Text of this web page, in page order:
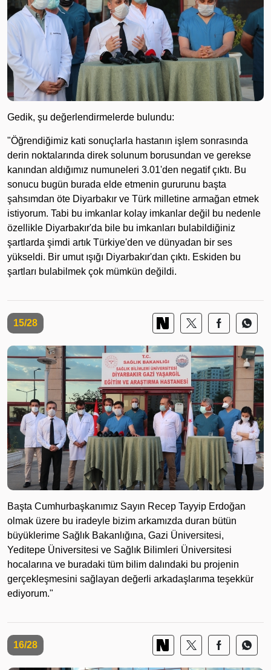
Gedik, şu değerlendirmelerde bulundu:
"Öğrendiğimiz kati sonuçlarla hastanın işlem sonrasında
derin noktalarında direk solunum borusundan ve gerekse
kanından aldığımız numuneleri 3.01'den negatif çıktı. Bu
sonucu bugün burada elde etmenin gururunu başta
şahsımdan öte Diyarbakır ve Türk milletine armağan etmek
istiyorum. Tabi bu imkanlar kolay imkanlar değil bu nedenle
özellikle Diyarbakır'da bile bu imkanları bulabildiğiniz
şartlarda şimdi artık Türkiye'den ve dünyadan bir ses
yükseldi. Bir umut ışığı Diyarbakır'dan çıktı. Eskiden bu
şartları bulabilmek çok mümkün değildi.
15/28
Başta Cumhurbaşkanımız Sayın Recep Tayyip Erdoğan
olmak üzere bu iradeyle bizim arkamızda duran bütün
büyüklerime Sağlık Bakanlığına, Gazi Üniversitesi,
Yeditepe Üniversitesi ve Sağlık Bilimleri Üniversitesi
hocalarına ve buradaki tüm bilim dalındaki bu projenin
gerçekleşmesini sağlayan değerli arkadaşlarıma teşekkür
ediyorum."
16/28